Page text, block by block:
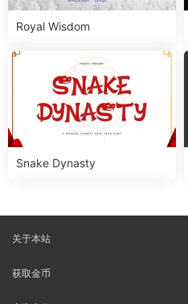
Royal Wisdom
Snake Dynasty
关于本站
获取金币